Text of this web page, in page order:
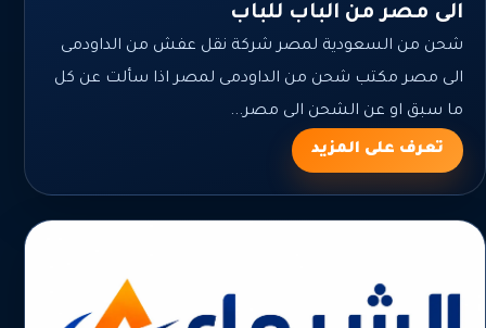
الى مصر من الباب للباب
شحن من السعودية لمصر شركة نقل عفش من الداودمى
الى مصر مكتب شحن من الداودمى لمصر اذا سألت عن كل
ما سبق او عن الشحن الى مصر...
تعرف على المزيد